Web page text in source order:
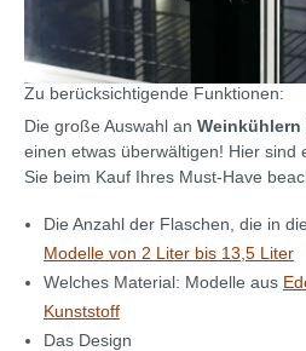
Zu berücksichtigende Funktionen:
Die große Auswahl an Weinkühlern
einen etwas überwältigen! Hier sind
Sie beim Kauf Ihres Must-Have
Die Anzahl der Flaschen, die in
Modelle von 2 Liter bis 13,5 Liter
Welches Material: Modelle aus
Kunststoff
Das Design